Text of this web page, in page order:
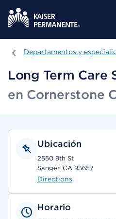
Departamentos y
Departamentos y
Long Term Care
en Cornerstone
Ubicación
2550 9th St
Sanger, CA 93657
Directions
Horario